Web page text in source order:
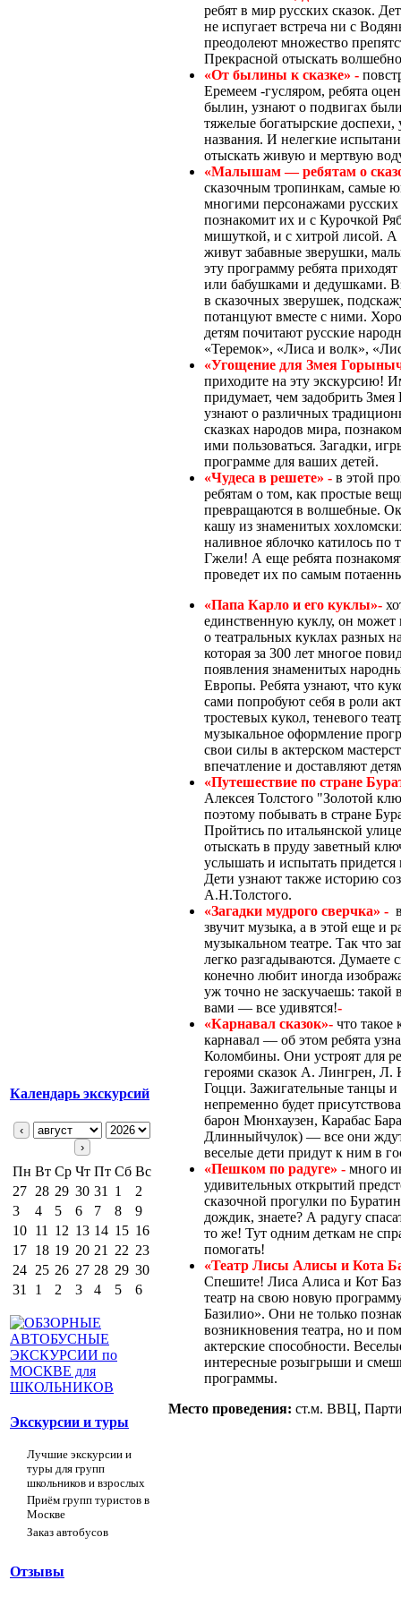
Календарь экскурсий
‹
›
Пн Вт Ср Чт Пт Сб Вс
27 28 29 30 31 1
2
3
4 5 6 7 8
9
10 11 12 13 14 15 16
17 18 19 20 21 22 23
24 25 26 27 28 29 30
31
1 2 3 4 5 6
Экскурсии и туры
Лучшие экскурсии и
туры для групп
школьников и взрослых
Приём групп туристов в
Москве
Заказ автобусов
Отзывы
ребят в мир русских сказок.
не испугает встреча ни с
преодолеют множество
Прекрасной отыскать
«От былины к сказке» -
Еремеем -гусляром, ребята
былин, узнают о подвигах
тяжелые богатырские
названия. И нелегкие
отыскать живую и мертвую
«Малышам — ребятам о
сказочным тропинкам, самые
многими персонажами русских
познакомит их и с Курочкой
мишуткой, и с хитрой лисой. А
живут забавные зверушки,
эту программу ребята
или бабушками и дедушками.
в сказочных зверушек,
потанцуют вместе с ними.
детям почитают русские
«Теремок», «Лиса и волк»,
«Угощение для Змея
приходите на эту экскурсию!
придумает, чем задобрить
узнают о различных
сказках народов мира,
ими пользоваться. Загадки,
программе для ваших детей.
«Чудеса в решете» - в этой
ребятам о том, как простые
превращаются в волшебные.
кашу из знаменитых
наливное яблочко катилось по
Гжели! А еще ребята
проведет их по самым
«Папа Карло и его куклы»-
единственную куклу, он может
о театральных куклах разных
которая за 300 лет многое
появления знаменитых
Европы. Ребята узнают, что
сами попробуют себя в роли
тростевых кукол, теневого
музыкальное оформление
свои силы в актерском
впечатление и доставляют
«Путешествие по стране
Алексея Толстого "Золотой
поэтому побывать в стране
Пройтись по итальянской
отыскать в пруду заветный
услышать и испытать
Дети узнают также историю
А.Н.Толстого.
«Загадки мудрого сверчка» -
звучит музыка, а в этой еще и
музыкальном театре. Так что
легко разгадываются.
конечно любит иногда
уж точно не заскучаешь: такой
вами — все удивятся!-
«Карнавал сказок»- что такое
карнавал — об этом ребята
Коломбины. Они устроят для
героями сказок А. Лингрен,
Гоцци. Зажигательные танцы
непременно будет
барон Мюнхаузен, Карабас
Длинныйчулок) — все они
веселые дети придут к ним в
«Пешком по радуге» - много
удивительных открытий
сказочной прогулки по
дождик, знаете? А радугу
то же! Тут одним деткам не
помогать!
«Театр Лисы Алисы и Кота
Спешите! Лиса Алиса и Кот
театр на свою новую
Базилио». Они не только
возникновения театра, но и
актерские способности.
интересные розыгрыши и
программы.
Место проведения: ст.м. ВВЦ,